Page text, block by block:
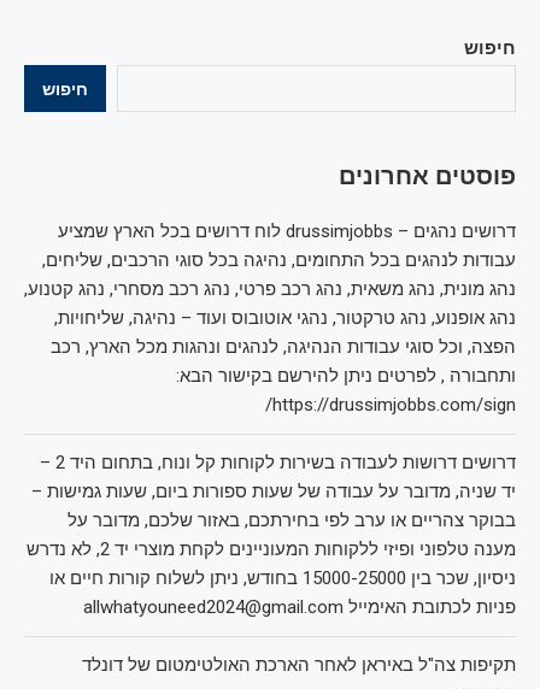
חיפוש
חיפוש
פוסטים אחרונים
דרושים נהגים – drussimjobbs לוח דרושים בכל הארץ שמציע
עבודות לנהגים בכל התחומים, נהיגה בכל סוגי הרכבים, שליחים,
נהג מונית, נהג משאית, נהג רכב פרטי, נהג רכב מסחרי, נהג קטנוע,
נהג אופנוע, נהג טרקטור, נהגי אוטובוס ועוד – נהיגה, שליחויות,
הפצה, וכל סוגי עבודות הנהיגה, לנהגים ונהגות מכל הארץ, רכב
ותחבורה , לפרטים ניתן להירשם בקישור הבא:
https://drussimjobbs.com/sign/
דרושים דרושות לעבודה בשירות לקוחות קל ונוח, בתחום היד 2 –
יד שניה, מדובר על עבודה של שעות ספורות ביום, שעות גמישות –
בבוקר צהריים או ערב לפי בחירתכם, באזור שלכם, מדובר על
מענה טלפוני ופיזי ללקוחות המעוניינים לקחת מוצרי יד 2, לא נדרש
ניסיון, שכר בין 15000-25000 בחודש, ניתן לשלוח קורות חיים או
פניות לכתובת האימייל allwhatyouneed2024@gmail.com
תקיפות צה"ל באיראן לאחר הארכת האולטימטום של דונלד